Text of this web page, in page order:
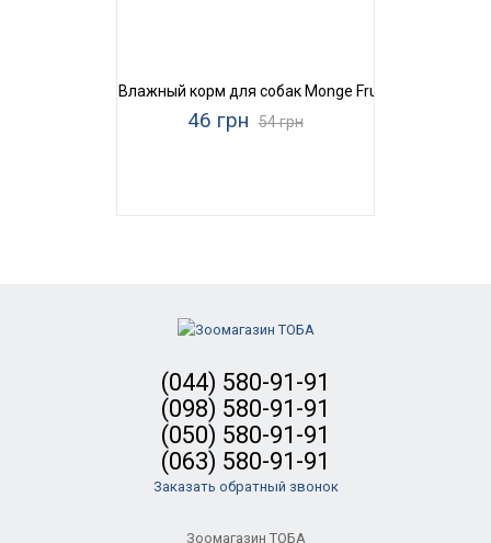
Влажный корм для собак Monge Fruit Turkey &
46 грн 54 грн
(044) 580-91-91
(098) 580-91-91
(050) 580-91-91
(063) 580-91-91
Заказать обратный звонок
Зоомагазин ТОБА